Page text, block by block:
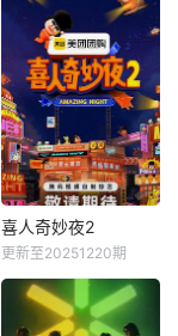
喜人奇妙夜2
更新至20251220期